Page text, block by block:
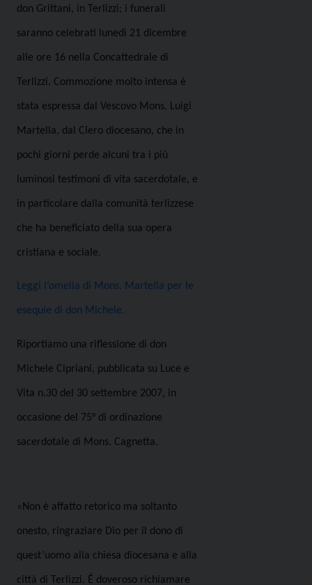
don Grittani, in Terlizzi; i funerali
saranno celebrati lunedì 21 dicembre
alle ore 16 nella Concattedrale di
Terlizzi. Commozione molto intensa è
stata espressa dal Vescovo Mons. Luigi
Martella, dal Clero diocesano, che in
pochi giorni perde alcuni tra i più
luminosi testimoni di vita sacerdotale, e
in particolare dalla comunità terlizzese
che ha beneficiato della sua opera
cristiana e sociale.
Leggi l’omelia di Mons. Martella per le
esequie di don Michele.
Riportiamo una riflessione di don
Michele Cipriani, pubblicata su Luce e
Vita n.30 del 30 settembre 2007, in
occasione del 75° di ordinazione
sacerdotale di Mons. Cagnetta.
«Non è affatto retorico ma soltanto
onesto, ringraziare Dio per il dono di
quest’uomo alla chiesa diocesana e alla
città di Terlizzi. É doveroso richiamare